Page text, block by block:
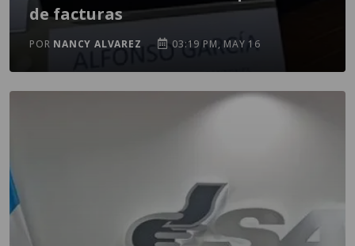
de facturas
POR NANCY ALVAREZ 03:19 PM, MAY 16